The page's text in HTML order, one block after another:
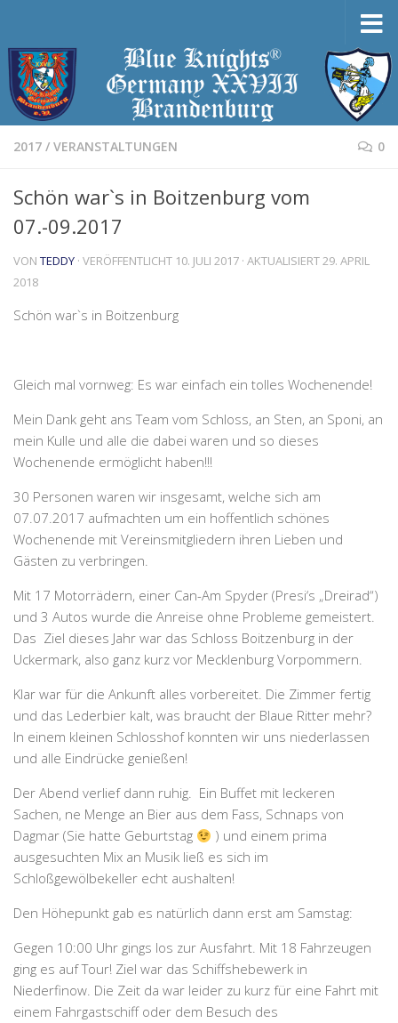
2017 / VERANSTALTUNGEN 0
Schön war`s in Boitzenburg vom
07.-09.2017
VON TEDDY · VERÖFFENTLICHT 10. JULI 2017 · AKTUALISIERT29. APRIL
2018
Schön war`s in Boitzenburg
Gleich mal vornweg: Es war einfach ein tolles Wochenende!
Mein Dank geht ans Team vom Schloss, an Sten, an Sponi, an
mein Kulle und alle die dabei waren und so dieses
Wochenende ermöglicht haben!!!
30 Personen waren wir insgesamt, welche sich am
07.07.2017 aufmachten um ein hoffentlich schönes
Wochenende mit Vereinsmitgliedern ihren Lieben und
Gästen zu verbringen.
Mit 17 Motorrädern, einer Can-Am Spyder (Presi‘s „Dreirad“)
und 3 Autos wurde die Anreise ohne Probleme gemeistert.
Das Ziel dieses Jahr war das Schloss Boitzenburg in der
Uckermark, also ganz kurz vor Mecklenburg Vorpommern.
Klar war für die Ankunft alles vorbereitet. Die Zimmer fertig
und das Lederbier kalt, was braucht der Blaue Ritter mehr?
In einem kleinen Schlosshof konnten wir uns niederlassen
und alle Eindrücke genießen!
Der Abend verlief dann ruhig. Ein Buffet mit leckeren
Sachen, ne Menge an Bier aus dem Fass, Schnaps von
Dagmar (Sie hatte Geburtstag
) und einem prima
ausgesuchten Mix an Musik ließ es sich im
Schloßgewölbekeller echt aushalten!
Den Höhepunkt gab es natürlich dann erst am Samstag:
Gegen 10:00 Uhr gings los zur Ausfahrt. Mit 18 Fahrzeugen
ging es auf Tour! Ziel war das Schiffshebewerk in
Niederfinow. Die Zeit da war leider zu kurz für eine Fahrt mit
einem Fahrgastschiff oder dem Besuch des